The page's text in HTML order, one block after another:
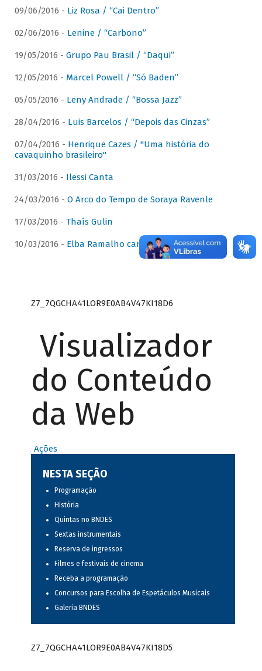
09/06/2016 - Liz Rosa / “Cai Dentro”
02/06/2016 - Lenine / “Carbono”
19/05/2016 - Grupo Pau Brasil / “Daqui”
12/05/2016 - Marcel Powell / “Só Baden”
05/05/2016 - Leny Andrade / “Bossa Jazz”
28/04/2016 - Luis Barcelos / “Depois das Cinzas”
07/04/2016 - Henrique Cazes / "Uma história do
cavaquinho brasileiro"
31/03/2016 - Ilessi Canta
24/03/2016 - O Arco do Tempo de Soraya Ravenle
17/03/2016 - Thaís Gulin
10/03/2016 - Elba Ramalho canta Dominguinhos
Z7_7QGCHA41LOR9E0AB4V47KI18D6
Visualizador
do Conteúdo
da Web
Ações
NESTA SEÇÃO
Programação
História
Quintas no BNDES
Sextas instrumentais
Reserva de ingressos
Filmes e festivais de cinema
Receba a programação
Concursos para Escolha de Espetáculos Musicais
Galeria BNDES
Z7_7QGCHA41LOR9E0AB4V47KI18D5